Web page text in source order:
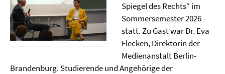
Spiegel des Rechts“ im
Sommersemester 2026
statt. Zu Gast war Dr. Eva
Flecken, Direktorin der
Medienanstalt Berlin-
Brandenburg. Studierende und Angehörige der